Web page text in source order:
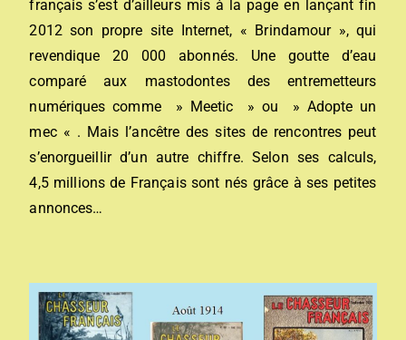
français s’est d’ailleurs mis à la page en lançant fin
2012 son propre site Internet, « Brindamour », qui
revendique 20 000 abonnés. Une goutte d’eau
comparé aux mastodontes des entremetteurs
numériques comme » Meetic » ou » Adopte un
mec « . Mais l’ancêtre des sites de rencontres peut
s’enorgueillir d’un autre chiffre. Selon ses calculs,
4,5 millions de Français sont nés grâce à ses petites
annonces…